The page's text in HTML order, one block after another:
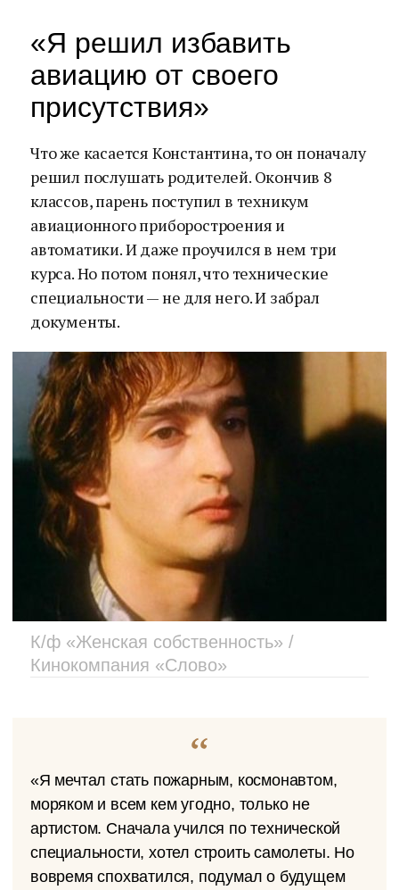
«Я решил избавить
авиацию от своего
присутствия»
Что же касается Константина, то он поначалу
решил послушать родителей. Окончив 8
классов, парень поступил в техникум
авиационного приборостроения и
автоматики. И даже проучился в нем три
курса. Но потом понял, что технические
специальности — не для него. И забрал
документы.
К/ф «Женская собственность» /
Кинокомпания «Слово»
«Я мечтал стать пожарным, космонавтом,
моряком и всем кем угодно, только не
артистом. Сначала учился по технической
специальности, хотел строить самолеты. Но
вовремя спохватился, подумал о будущем